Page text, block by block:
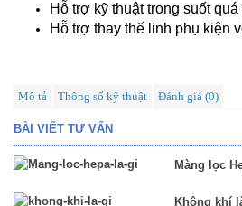
Hỗ trợ kỹ thuật trong suốt
Hỗ trợ thay thế linh phụ kiện
Mô tả Thông số kỹ thuật Đánh giá (0)
BÀI VIẾT TƯ VẤN
Màng lọc
Không khí